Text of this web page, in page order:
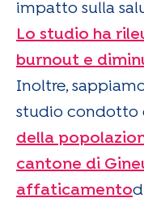
impatto sulla
Lo studio ha
burnout e
Inoltre,
studio condotto
della
cantone di
affaticamento